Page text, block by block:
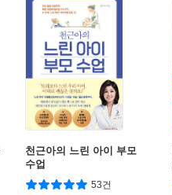
천근아의 느린 아이 부모
수업
53건